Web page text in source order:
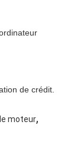
de crédit.
moteur,